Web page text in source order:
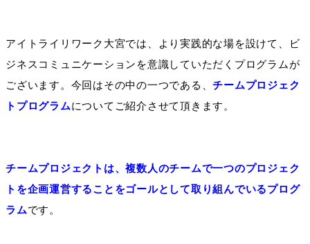
アイトライリワーク大宮では、より実践的な場を設けて、ビ
ジネスコミュニケーションを意識していただくプログラムが
ございます。今回はその中の一つである、チームプロジェク
トプログラムについてご紹介させて頂きます。
チームプロジェクトは、複数人のチームで一つのプロジェク
トを企画運営することをゴールとして取り組んでいるプログ
ラムです。